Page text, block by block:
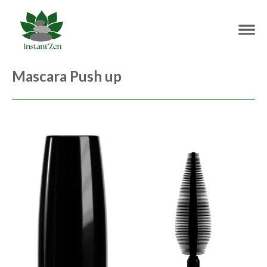
Mascara Push up